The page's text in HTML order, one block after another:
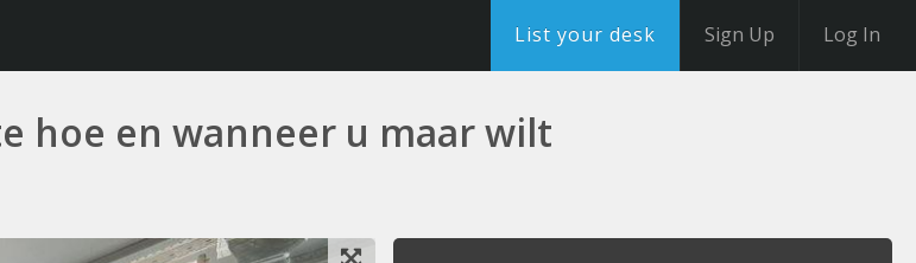
List your desk Sign Up Log In
hoe en wanneer u maar wilt